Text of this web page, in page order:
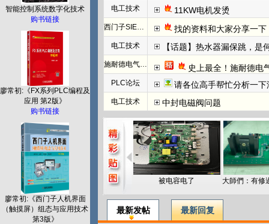
智能控制系统数字化技术
购书链接
廖常初:《FX系列PLC编程及
应用 第2版》
购书链接
廖常初:《西门子人机界面
（触摸屏）组态与应用技术
第3版》
电工技术 11KW电机发烫
西门子SIEMENS 找的资料和大家分享一下：西门子
电工技术 【话题】热水器漏保跳，是
施耐德电气PLC 史上最全！施耐德电
PLC论坛 请各位高手帮忙分析一下汇川（
电工技术 中封电磁阀问题
被电容电了
最新发帖 最新回复